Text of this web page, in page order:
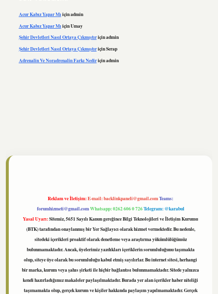
Acur Kabız Yapar Mıiçinadmin
Acur Kabız Yapar Mı içinUmay
Şehir Devletleri Nasıl Ortaya Çıkmıştıriçinadmin
Şehir Devletleri Nasıl Ortaya ÇıkmıştıriçinSerap
Adrenalin Ve Noradrenalin Farkı Nediriçinadmin
Reklam ve İletişim:E-mail:backlinkpaneli@gmail.comTeams:
forumhizmeti@gmail.comWhatsapp: 0262 606 0 726Telegram: @karabul
Yasal Uyarı:Sitemiz, 5651 Sayılı Kanun gereğince Bilgi Teknolojileri ve İletişim Kurumu
(BTK) tarafından onaylanmış bir Yer Sağlayıcı olarak hizmet vermektedir. Bu nedenle,
sitedeki içerikleri proaktif olarak denetleme veya araştırma yükümlülüğümüz
bulunmamaktadır. Ancak, üyelerimiz yazdıkları içeriklerin sorumluluğunu taşımakta
olup, siteye üye olarak bu sorumluluğu kabul etmiş sayılırlar. Bu internet sitesi, herhangi
bir marka, kurum veya şahıs şirketi ile hiçbir bağlantısı bulunmamaktadır. Sitede yalnızca
kendi hazırladığımız makaleler paylaşılmaktadır. Burada yer alan içerikler haber niteliği
taşımamakta olup, gerçek kurum ve kişiler hakkında paylaşım yapılmamaktadır. Gerçek